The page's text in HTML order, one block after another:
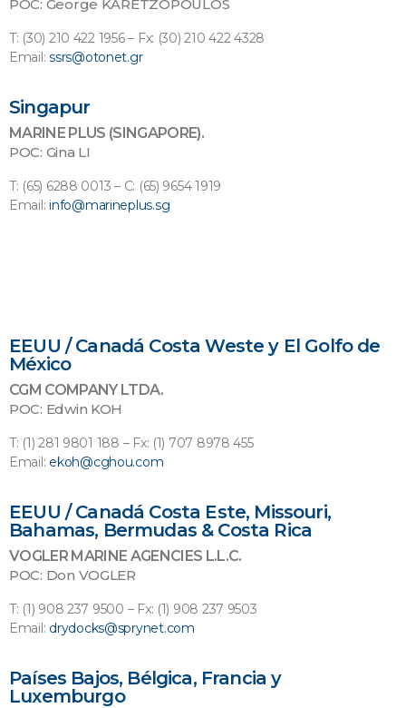
POC: George KARETZOPOULOS
T: (30) 210 422 1956 – Fx: (30) 210 422 4328
Email:ssrs@otonet.gr
Singapur
MARINE PLUS (SINGAPORE).
POC: Gina LI
T: (65) 6288 0013 – C: (65) 9654 1919
Email:info@marineplus.sg
EEUU / Canadá Costa Weste y El Golfo de
México
CGM COMPANY LTDA.
POC: Edwin KOH
T: (1) 281 9801 188 – Fx: (1) 707 8978 455
Email: ekoh@cghou.com
EEUU / Canadá Costa Este, Missouri,
Bahamas, Bermudas & Costa Rica
VOGLER MARINE AGENCIES L.L.C.
POC: Don VOGLER
T: (1) 908 237 9500 – Fx: (1) 908 237 9503
Email: drydocks@sprynet.com
Países Bajos, Bélgica, Francia y
Luxemburgo